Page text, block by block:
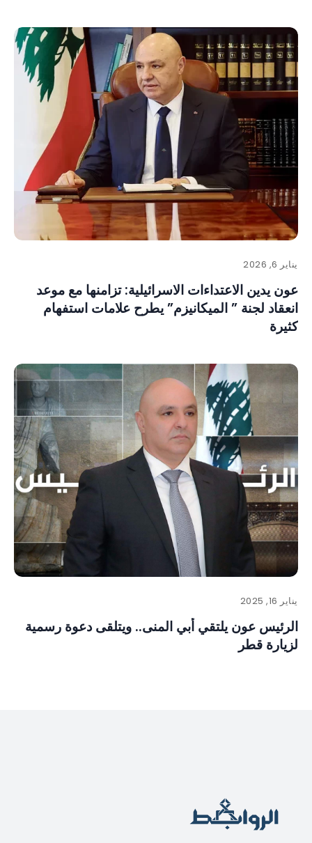
يناير 6, 2026
عون يدين الاعتداءات الاسرائيلية: تزامنها مع موعد
انعقاد لجنة ” الميكانيزم” يطرح علامات استفهام
كثيرة
يناير 16, 2025
الرئيس عون يلتقي أبي المنى.. ويتلقى دعوة رسمية
لزيارة قطر